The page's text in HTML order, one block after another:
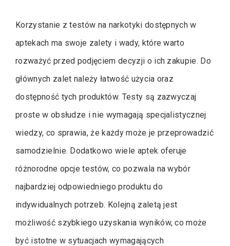
Korzystanie z testów na narkotyki dostępnych w
aptekach ma swoje zalety i wady, które warto
rozważyć przed podjęciem decyzji o ich zakupie. Do
głównych zalet należy łatwość użycia oraz
dostępność tych produktów. Testy są zazwyczaj
proste w obsłudze i nie wymagają specjalistycznej
wiedzy, co sprawia, że każdy może je przeprowadzić
samodzielnie. Dodatkowo wiele aptek oferuje
różnorodne opcje testów, co pozwala na wybór
najbardziej odpowiedniego produktu do
indywidualnych potrzeb. Kolejną zaletą jest
możliwość szybkiego uzyskania wyników, co może
być istotne w sytuacjach wymagających